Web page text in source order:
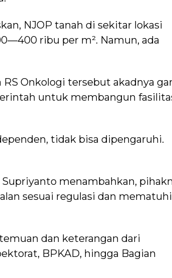
NJOP tanah di sekitar lokasi
ribu per m². Namun, ada
RS Onkologi tersebut akadnya
untuk membangun
tidak bisa dipengaruhi.
menambahkan,
sesuai regulasi dan mematuhi
dan keterangan dari
BPKAD, hingga Bagian